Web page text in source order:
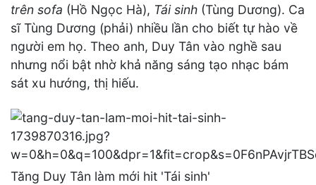
trên sofa (Hồ Ngọc Hà), Tái sinh (Tùng Dương). Ca
sĩ Tùng Dương (phải) nhiều lần cho biết tự hào về
người em họ. Theo anh, Duy Tân vào nghề sau
nhưng nổi bật nhờ khả năng sáng tạo nhạc bám
sát xu hướng, thị hiếu.
Tăng Duy Tân làm mới hit 'Tái sinh'